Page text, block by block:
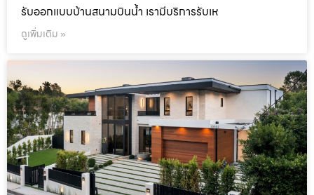
รับออกแบบบ้านสนามบินน้ำ เรามีบริการรับเห
ดูเพิ่มเติม »